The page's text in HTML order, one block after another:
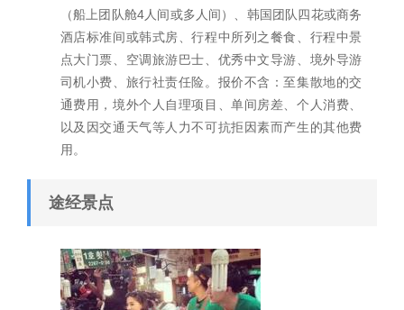
（船上团队舱4人间或多人间）、韩国团队四花或商务
酒店标准间或韩式房、行程中所列之餐食、行程中景
点大门票、空调旅游巴士、优秀中文导游、境外导游
司机小费、旅行社责任险。报价不含：至集散地的交
通费用，境外个人自理项目、单间房差、个人消费、
以及因交通天气等人力不可抗拒因素而产生的其他费
用。
途经景点